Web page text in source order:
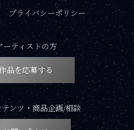
プライバシーポリシー
ーティストの方
作品を応募する
ンツ・商品企画/相談